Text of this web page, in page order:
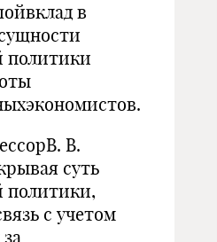
в
политики
В.
суть
политики,
с учетом